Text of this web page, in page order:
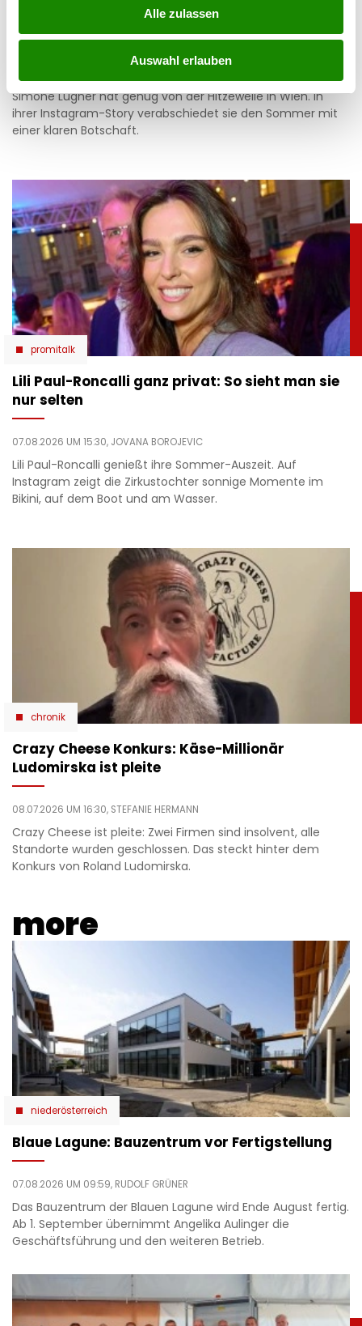
Alle zulassen
Auswahl erlauben
Simone mit Ansage auf Instagram: „Komm nie
wieder”
Simone Lugner hat genug von der Hitzewelle in Wien. In
ihrer Instagram-Story verabschiedet sie den Sommer mit
einer klaren Botschaft.
promitalk
Lili Paul-Roncalli ganz privat: So sieht man sie
nur selten
07.08.2026 UM 15:30, JOVANA BOROJEVIC
Lili Paul-Roncalli genießt ihre Sommer-Auszeit. Auf
Instagram zeigt die Zirkustochter sonnige Momente im
Bikini, auf dem Boot und am Wasser.
chronik
Crazy Cheese Konkurs: Käse-Millionär
Ludomirska ist pleite
08.07.2026 UM 16:30, STEFANIE HERMANN
Crazy Cheese ist pleite: Zwei Firmen sind insolvent, alle
Standorte wurden geschlossen. Das steckt hinter dem
Konkurs von Roland Ludomirska.
more
niederösterreich
Blaue Lagune: Bauzentrum vor Fertigstellung
07.08.2026 UM 09:59, RUDOLF GRÜNER
Das Bauzentrum der Blauen Lagune wird Ende August fertig.
Ab 1. September übernimmt Angelika Aulinger die
Geschäftsführung und den weiteren Betrieb.